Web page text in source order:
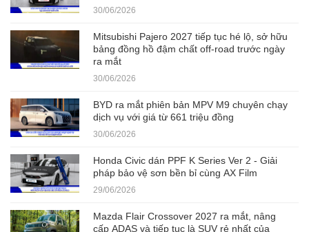
30/06/2026
Mitsubishi Pajero 2027 tiếp tục hé lộ, sở hữu
bảng đồng hồ đậm chất off-road trước ngày
ra mắt
30/06/2026
BYD ra mắt phiên bản MPV M9 chuyên chạy
dịch vụ với giá từ 661 triệu đồng
30/06/2026
Honda Civic dán PPF K Series Ver 2 - Giải
pháp bảo vệ sơn bền bỉ cùng AX Film
29/06/2026
Mazda Flair Crossover 2027 ra mắt, nâng
cấp ADAS và tiếp tục là SUV rẻ nhất của